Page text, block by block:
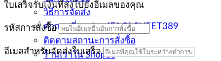
วิธีการจัดส่ง
คำถามที่พบบ่อย (FAQ) SHEET389
ติดตามสถานะการสั่งซื้อ
ร้านเราใน Shopee
ใบเสร็จรับเงินที่ส่งไปยังอีเมลของคุณ
รหัสการสั่งซื้อ
อีเมลสำหรับจัดส่งใบเสร็จ